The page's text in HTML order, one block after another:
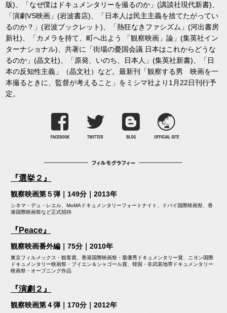
版)、「なぜ僕はドキュメンタリーを撮るのか」(講談社現代新書)、
「演劇VS映画」(岩波書店)、「日本人は民主主義を捨てたがってい
るのか？」(岩波ブックレット)、「熱狂なきファシズム」(河出書房
新社)、「カメラを持て、町へ出よう 「観察映画」論」(集英社イン
ターナショナル)、共著に「街場の憂国会議 日本はこれからどうな
るのか」(晶文社)、「原発、いのち、日本人」(集英社新書)、「日
本の反知性主義」（晶文社）など。最新刊「観察する男 映画を一
本撮るときに、監督が考えること」をミシマ社より1月22日刊行予
定。
『選挙２』
観察映画第５弾｜149分｜2013年
シネマ・デュ・レエル、MoMAドキュメンタリーフォートナイト、ドバイ国際映画祭、香
港国際映画祭など正式招待
『Peace』
観察映画番外編｜75分｜2010年
東京フィルメックス・観客賞、香港国際映画祭・最優秀ドキュメンタリー賞、ニヨン国際
ドキュメンタリー映画祭・ブイエン＆シャゴール賞、韓国・非武装地帯ドキュメンタリー
映画祭・オープニング作品
『演劇２』
観察映画第４弾｜170分｜2012年